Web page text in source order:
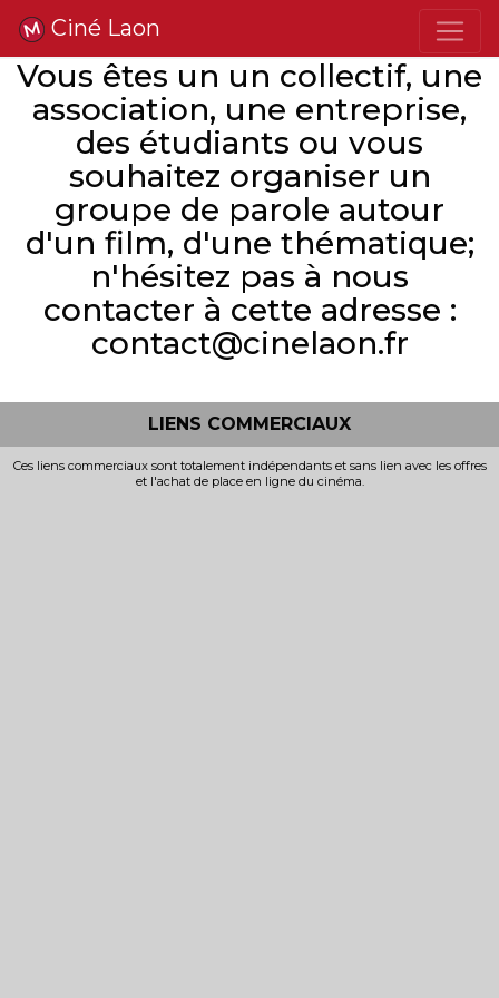
Ciné Laon
Vous êtes un un collectif, une
association, une entreprise,
des étudiants ou vous
souhaitez organiser un
groupe de parole autour
d'un film, d'une thématique;
n'hésitez pas à nous
contacter à cette adresse :
contact@cinelaon.fr
LIENS COMMERCIAUX
Ces liens commerciaux sont totalement indépendants et sans lien avec les offres
et l'achat de place en ligne du cinéma.